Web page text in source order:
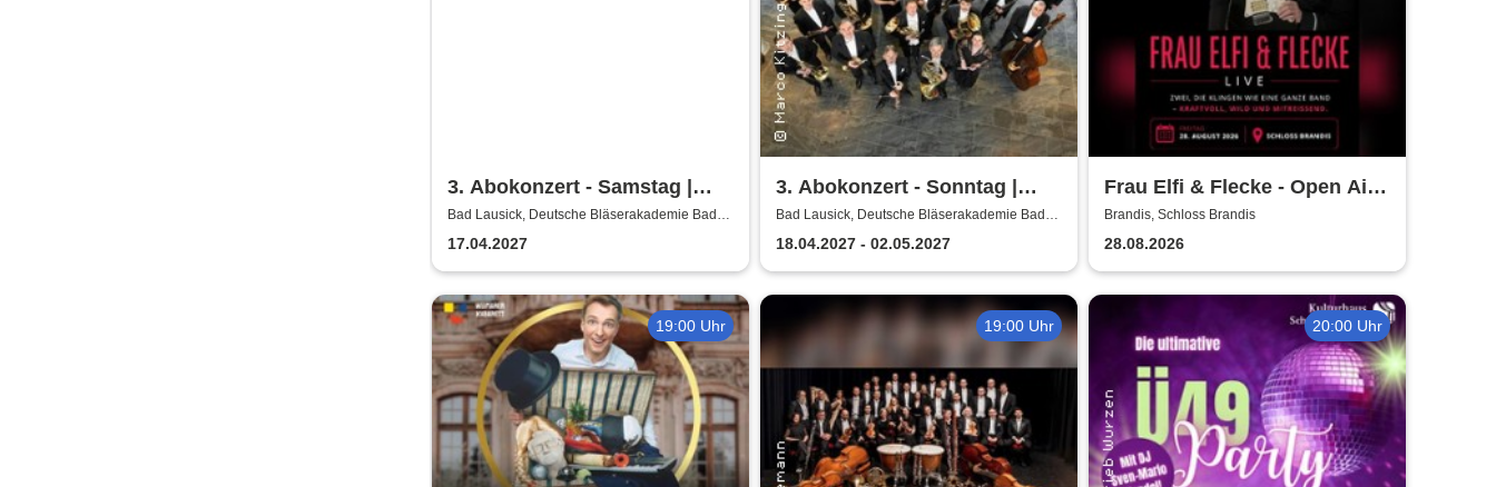
3. Abokonzert - Samstag |
Sächsische
Bläserphilharmonie
Bad Lausick, Deutsche Bläserakademie Bad
Lausick
17.04.2027
3. Abokonzert - Sonntag |
Sächsische
Bläserphilharmonie
Bad Lausick, Deutsche Bläserakademie Bad
Lausick
18.04.2027 - 02.05.2027
Frau Elfi & Flecke - Open Air
Konzert
Brandis, Schloss Brandis
28.08.2026
19:00 Uhr 19:00 Uhr 20:00 Uhr